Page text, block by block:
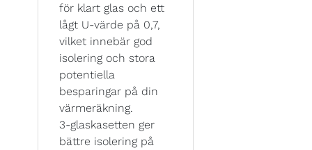
för klart glas och ett
lågt U-värde på 0,7,
vilket innebär god
isolering och stora
potentiella
besparingar på din
värmeräkning.
3-glaskasetten ger
bättre isolering på